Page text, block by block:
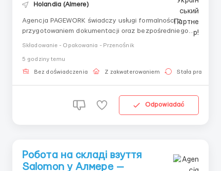
Holandia (Almere)
Agencja PAGEWORK świadczy usługi formalności z
przygotowaniem dokumentacji oraz bezpośredniego
zatrudnienia u pracodawcy dla obywateli Ukrainy!
Rekruter: Witalij Szewczenko Telefon do konsultacji /
doboru ofert: +48 732 ...
Składowanie - Opakowania - Przenośnik
5 godziny temu
Bez doświadczenia Z zakwaterowaniem Stała praca
Odpowiadać
Робота на складі взуття
Salomon у Алмере —